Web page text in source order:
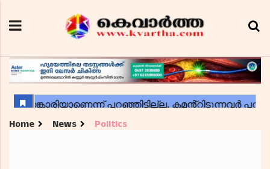
Home News Politics